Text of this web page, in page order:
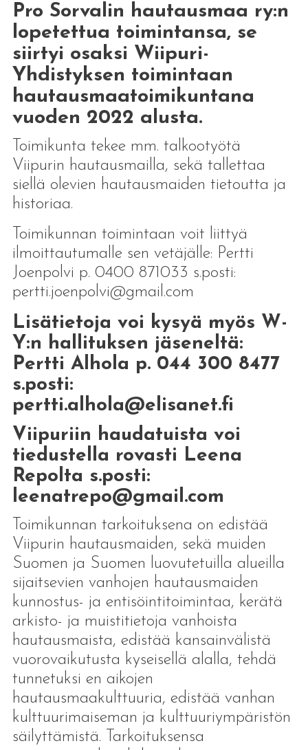
Pro Sorvalin hautausmaa ry:n
lopetettua toimintansa, se
siirtyi osaksi Wiipuri-
Yhdistyksen toimintaan
hautausmaatoimikuntana
vuoden 2022 alusta.
Toimikunta tekee mm. talkootyötä
Viipurin hautausmailla, sekä tallettaa
siellä olevien hautausmaiden tietoutta ja
historiaa.
Toimikunnan toimintaan voit liittyä
ilmoittautumalle sen vetäjälle: Pertti
Joenpolvi p. 0400 871033 s.posti:
pertti.joenpolvi@gmail.com
Lisätietoja voi kysyä myös W-
Y:n hallituksen jäseneltä:
Pertti Alhola p. 044 300 8477
s.posti:
pertti.alhola@elisanet.fi
Viipuriin haudatuista voi
tiedustella rovasti Leena
Repolta s.posti:
leenatrepo@gmail.com
Toimikunnan tarkoituksena on edistää
Viipurin hautausmaiden, sekä muiden
Suomen ja Suomen luovutetuilla alueilla
sijaitsevien vanhojen hautausmaiden
kunnostus- ja entisöintitoimintaa, kerätä
arkisto- ja muistitietoja vanhoista
hautausmaista, edistää kansainvälistä
vuorovaikutusta kyseisellä alalla, tehdä
tunnetuksi en aikojen
hautausmaakulttuuria, edistää vanhan
kulttuurimaiseman ja kulttuuriympäristön
säilyttämistä. Tarkoituksensa